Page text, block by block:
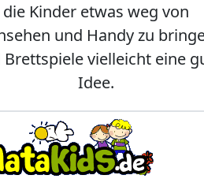
die Kinder etwas weg von
und Handy zu
Brettspiele vielleicht eine
Idee.